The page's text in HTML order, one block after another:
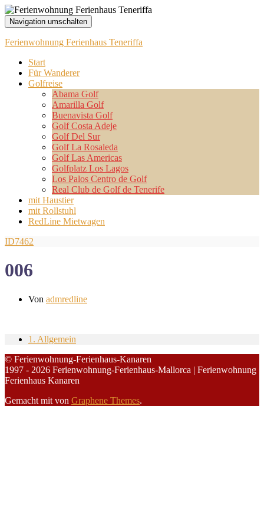
Navigation umschalten
Ferienwohnung Ferienhaus Teneriffa
Start
Für Wanderer
Golfreise
Abama Golf
Amarilla Golf
Buenavista Golf
Golf Costa Adeje
Golf Del Sur
Golf La Rosaleda
Golf Las Americas
Golfplatz Los Lagos
Los Palos Centro de Golf
Real Club de Golf de Tenerife
mit Haustier
mit Rollstuhl
RedLine Mietwagen
ID7462
006
Von admredline
1. Allgemein
© Ferienwohnung-Ferienhaus-Kanaren
1997 - 2026 Ferienwohnung-Ferienhaus-Mallorca | Ferienwohnung
Ferienhaus Kanaren
Gemacht mit von Graphene Themes.